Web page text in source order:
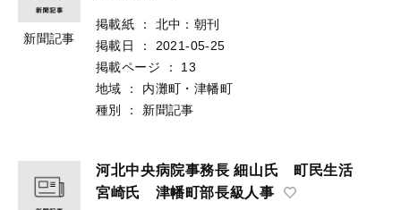
新聞記事
掲載紙 ：
北中：朝刊
掲載日
：
2021-05-25
掲載ページ
：
13
地域
：
内灘町・津幡町
種別
： 新聞記事
河北中央病院事務長 細山氏 町民生活
宮崎氏 津幡町部長級人事